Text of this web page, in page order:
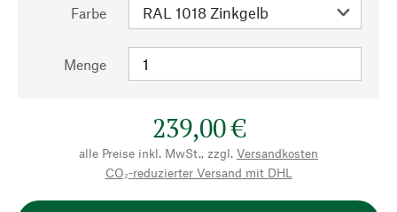
Farbe
Menge
239,00 €
alle Preise inkl. MwSt., zzgl. Versandkosten
CO₂-reduzierter Versand mit DHL